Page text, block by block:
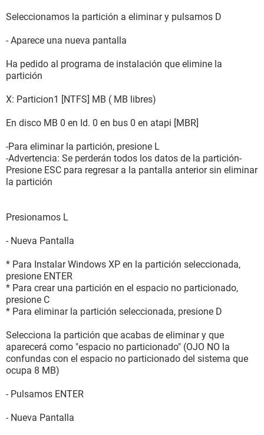
Seleccionamos la partición a eliminar y pulsamos D
- Aparece una nueva pantalla
Ha pedido al programa de instalación que elimine la
partición
X: Particion1 [NTFS] MB ( MB libres)
En disco MB 0 en Id. 0 en bus 0 en atapi [MBR]
-Para eliminar la partición, presione L
-Advertencia: Se perderán todos los datos de la partición-
Presione ESC para regresar a la pantalla anterior sin eliminar
la partición
Presionamos L
- Nueva Pantalla
* Para Instalar Windows XP en la partición seleccionada,
presione ENTER
* Para crear una partición en el espacio no particionado,
presione C
* Para eliminar la partición seleccionada, presione D
Selecciona la partición que acabas de eliminar y que
aparecerá como "espacio no particionado" (OJO NO la
confundas con el espacio no particionado del sistema que
ocupa 8 MB)
- Pulsamos ENTER
- Nueva Pantalla